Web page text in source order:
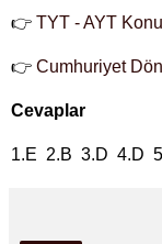
👉 TYT - AYT
👉 Cumhuriyet
Cevaplar
1.E 2.B 3.D 4.D